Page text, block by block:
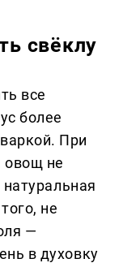
свёклу
все
более
При
овощ не
натуральная
не
—
в духовку